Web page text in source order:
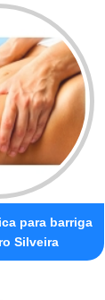
para barriga
Silveira